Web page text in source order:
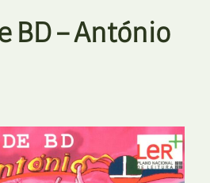
BD – António